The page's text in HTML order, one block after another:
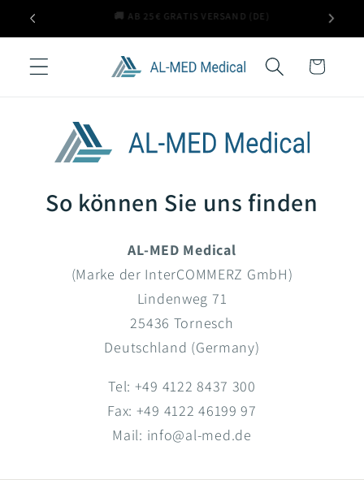
zum
Inhalt
🧾 AUF RECHNUNG BESTELLEN 📞
Warenkorb
So können Sie uns finden
AL-MED Medical
(Marke der InterCOMMERZ GmbH)
Lindenweg 71
25436 Tornesch
Deutschland (Germany)
Tel: +49 4122 8437 300
Fax: +49 4122 46199 97
Mail: info@al-med.de